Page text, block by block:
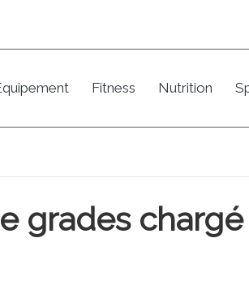
Fitness Nutrition
grades